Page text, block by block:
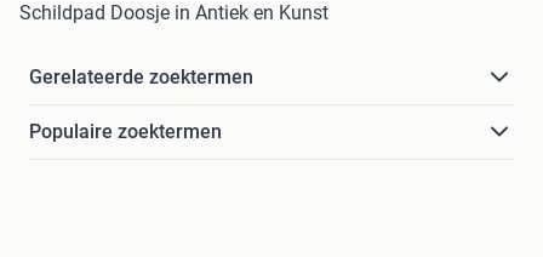
Schildpad Doosje in Antiek en Kunst
Gerelateerde zoektermen
Populaire zoektermen